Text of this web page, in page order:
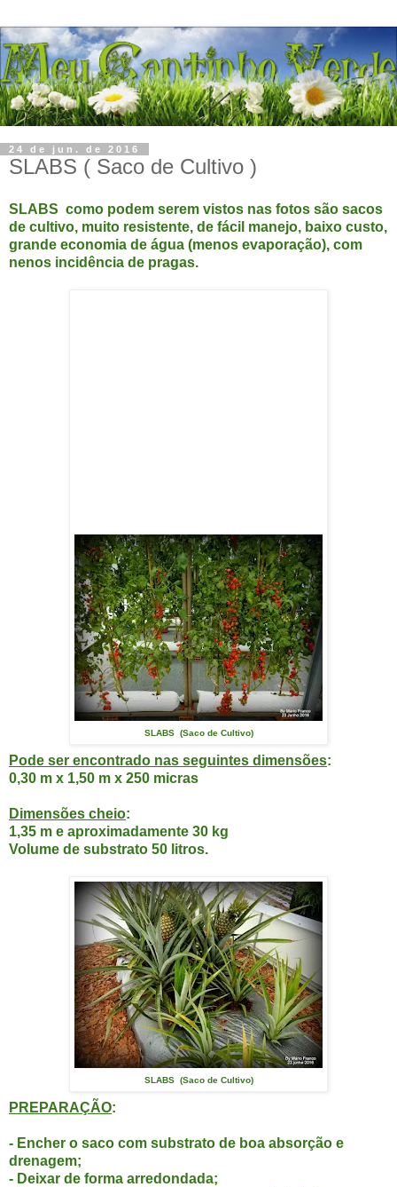
24 de jun. de 2016
SLABS ( Saco de Cultivo )
SLABS como podem serem vistos nas fotos são sacos
de cultivo, muito resistente, de fácil manejo, baixo custo,
grande economia de água (menos evaporação), com
nenos incidência de pragas.
SLABS (Saco de Cultivo)
Pode ser encontrado nas seguintes dimensões:
0,30 m x 1,50 m x 250 micras
Dimensões cheio:
1,35 m e aproximadamente 30 kg
Volume de substrato 50 litros.
SLABS (Saco de Cultivo)
PREPARAÇÃO:
- Encher o saco com substrato de boa absorção e
drenagem;
- Deixar de forma arredondada;